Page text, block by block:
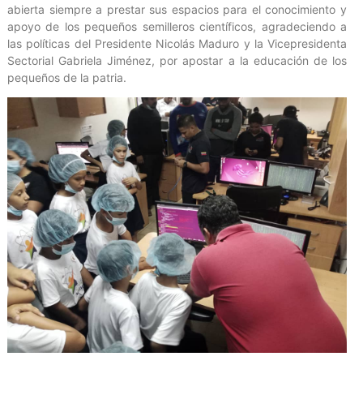
abierta siempre a prestar sus espacios para el conocimiento y
apoyo de los pequeños semilleros científicos, agradeciendo a
las políticas del Presidente Nicolás Maduro y la Vicepresidenta
Sectorial Gabriela Jiménez, por apostar a la educación de los
pequeños de la patria.